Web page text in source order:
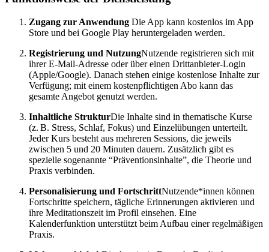
Zugang zur Anwendung Die App kann kostenlos im App
Store und bei Google Play heruntergeladen werden.
Registrierung und NutzungNutzende registrieren sich mit
ihrer E-Mail-Adresse oder über einen Drittanbieter-Login
(Apple/Google). Danach stehen einige kostenlose Inhalte zur
Verfügung; mit einem kostenpflichtigen Abo kann das
gesamte Angebot genutzt werden.
Inhaltliche StrukturDie Inhalte sind in thematische Kurse
(z. B. Stress, Schlaf, Fokus) und Einzelübungen unterteilt.
Jeder Kurs besteht aus mehreren Sessions, die jeweils
zwischen 5 und 20 Minuten dauern. Zusätzlich gibt es
spezielle sogenannte “Präventionsinhalte”, die Theorie und
Praxis verbinden.
Personalisierung und FortschrittNutzende*innen können
Fortschritte speichern, tägliche Erinnerungen aktivieren und
ihre Meditationszeit im Profil einsehen. Eine
Kalenderfunktion unterstützt beim Aufbau einer regelmäßigen
Praxis.